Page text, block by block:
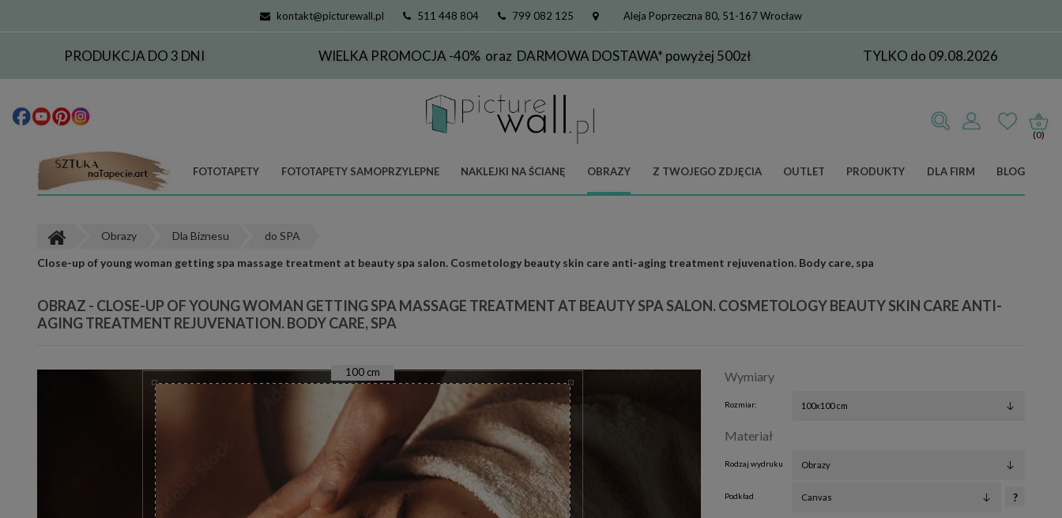
kontakt@picturewall.pl 511 448 804 799 082 125 Aleja Poprzeczna 80, 51-167 Wrocław
PRODUKCJA DO 3 DNI WIELKA PROMOCJA -40% oraz DARMOWA DOSTAWA* powyżej 500zł TYLKO do 09.08.2026
(0)
FOTOTAPETY FOTOTAPETY SAMOPRZYLEPNE NAKLEJKI NA ŚCIANĘ OBRAZY Z TWOJEGO ZDJĘCIA OUTLET PRODUKTY DLA FIRM BLOG
Obrazy Dla Biznesu
do SPA
Close-up of young woman getting spa massage treatment at beauty spa salon. Cosmetology beauty skin care anti-aging treatment rejuvenation. Body care, spa
OBRAZ - CLOSE-UP OF YOUNG WOMAN GETTING SPA MASSAGE TREATMENT AT BEAUTY SPA SALON. COSMETOLOGY BEAUTY SKIN CARE ANTI-
AGING TREATMENT REJUVENATION. BODY CARE, SPA
100 cm Wymiary
Rozmiar:
Materiał
Rodzaj wydruku
Podkład ?